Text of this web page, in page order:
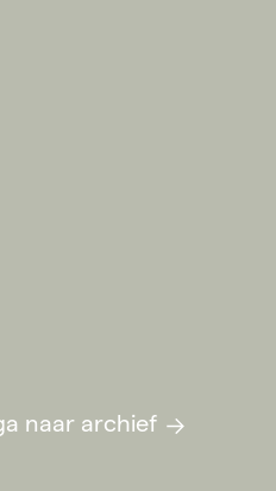
naar archief